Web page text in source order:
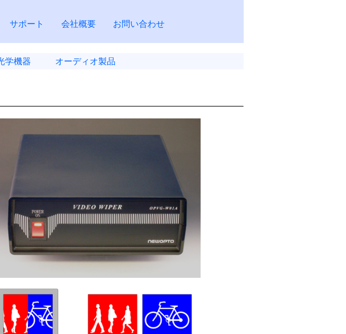
サポート 会社概要 お問い合わせ
学機器 オーディオ製品